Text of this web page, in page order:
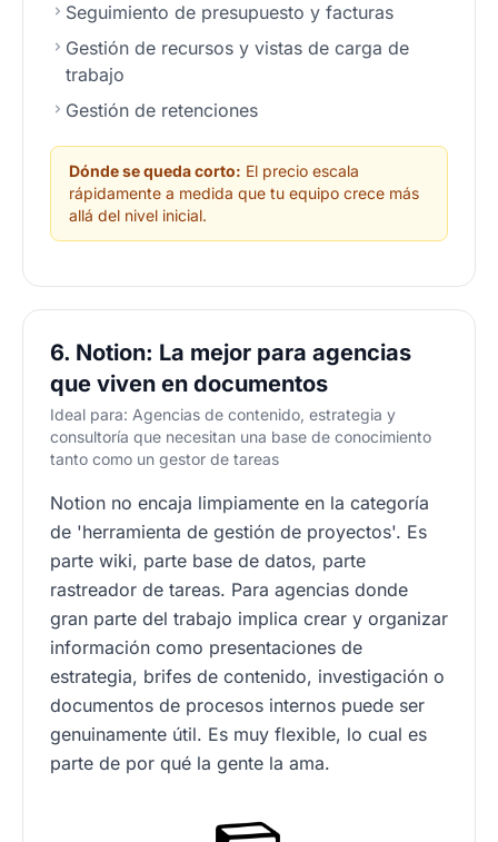
Seguimiento de presupuesto y facturas
Gestión de recursos y vistas de carga de
trabajo
Gestión de retenciones
Dónde se queda corto: El precio escala
rápidamente a medida que tu equipo crece más
allá del nivel inicial.
6. Notion: La mejor para agencias
que viven en documentos
Ideal para: Agencias de contenido, estrategia y
consultoría que necesitan una base de conocimiento
tanto como un gestor de tareas
Notion no encaja limpiamente en la categoría
de 'herramienta de gestión de proyectos'. Es
parte wiki, parte base de datos, parte
rastreador de tareas. Para agencias donde
gran parte del trabajo implica crear y organizar
información como presentaciones de
estrategia, brifes de contenido, investigación o
documentos de procesos internos puede ser
genuinamente útil. Es muy flexible, lo cual es
parte de por qué la gente la ama.